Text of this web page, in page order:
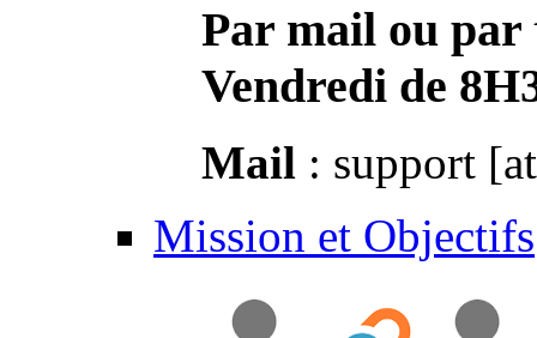
Par mail ou par
Vendredi de
Mail : support
Mission et Objectifs